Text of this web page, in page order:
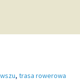
, trasa rowerowa